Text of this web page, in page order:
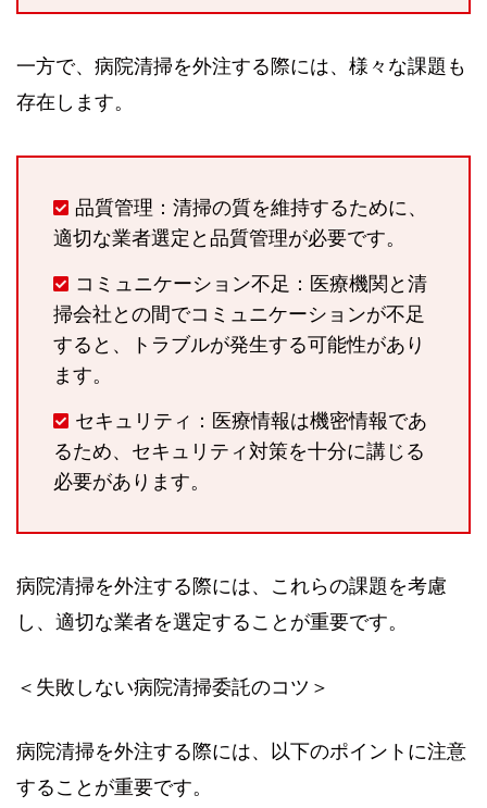
一方で、病院清掃を外注する際には、様々な課題も
存在します。
品質管理：清掃の質を維持するために、
適切な業者選定と品質管理が必要です。
コミュニケーション不足：医療機関と清
掃会社との間でコミュニケーションが不足
すると、トラブルが発生する可能性があり
ます。
セキュリティ：医療情報は機密情報であ
るため、セキュリティ対策を十分に講じる
必要があります。
病院清掃を外注する際には、これらの課題を考慮
し、適切な業者を選定することが重要です。
＜失敗しない病院清掃委託のコツ＞
病院清掃を外注する際には、以下のポイントに注意
することが重要です。